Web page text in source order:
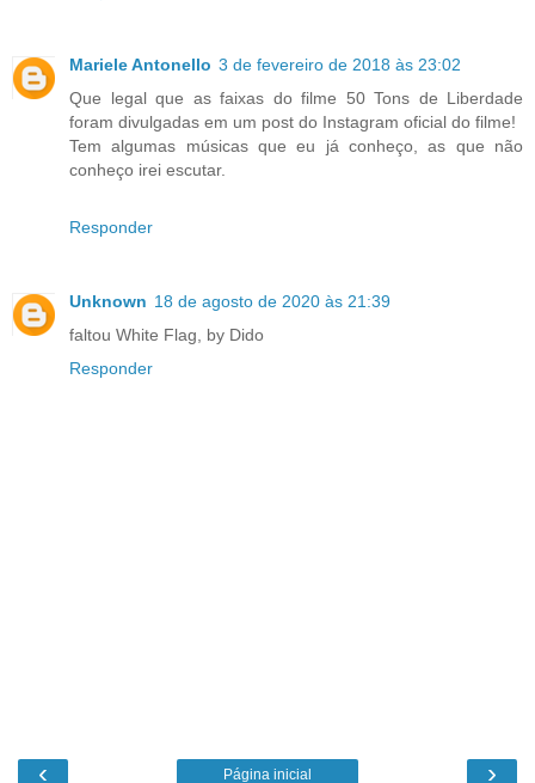
Mariele Antonello 3 de fevereiro de 2018 às 23:02
Que legal que as faixas do filme 50 Tons de Liberdade
foram divulgadas em um post do Instagram oficial do filme!
Tem algumas músicas que eu já conheço, as que não
conheço irei escutar.
Responder
Unknown 18 de agosto de 2020 às 21:39
faltou White Flag, by Dido
Responder
‹ ›
Página inicial